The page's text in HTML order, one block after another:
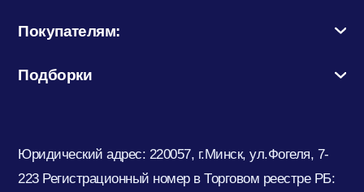
Покупателям:
Подборки
Юридический адрес: 220057, г.Минск, ул.Фогеля, 7-
223 Регистрационный номер в Торговом реестре РБ: